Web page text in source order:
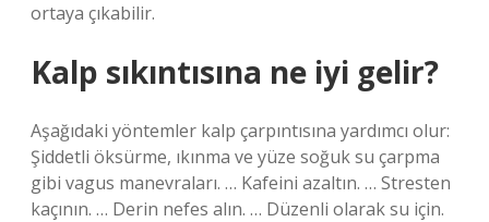
ortaya çıkabilir.
Kalp sıkıntısına ne iyi gelir?
Aşağıdaki yöntemler kalp çarpıntısına yardımcı olur:
Şiddetli öksürme, ıkınma ve yüze soğuk su çarpma
gibi vagus manevraları. … Kafeini azaltın. … Stresten
kaçının. … Derin nefes alın. … Düzenli olarak su için.